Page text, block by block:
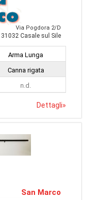
Via Pogdora 2/D
31032 Casale sul Sile
Arma Lunga
Canna rigata
n.d.
Dettagli»
San Marco